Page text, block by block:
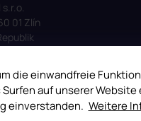
die einwandfreie
auf unserer Website
einverstanden. Weitere
01 Zlín